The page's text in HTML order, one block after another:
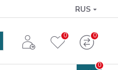
RUS
0 0
0